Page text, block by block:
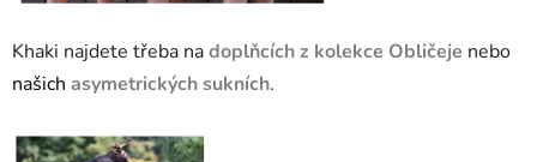
Khaki najdete třeba nadoplňcích z kolekce Obličeje nebo
našich asymetrických sukních.